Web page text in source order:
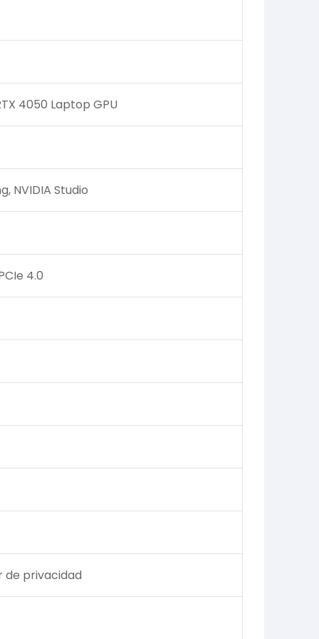
4050 Laptop GPU
NVIDIA Studio
4.0
de privacidad